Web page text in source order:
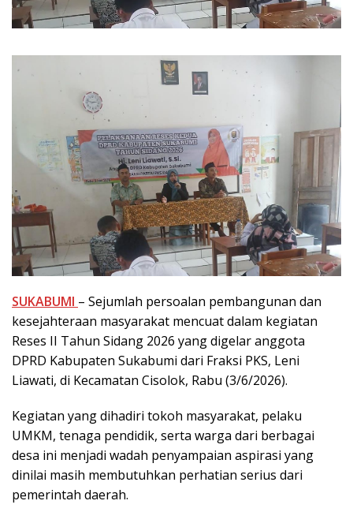
SUKABUMI – Sejumlah persoalan pembangunan dan
kesejahteraan masyarakat mencuat dalam kegiatan
Reses II Tahun Sidang 2026 yang digelar anggota
DPRD Kabupaten Sukabumi dari Fraksi PKS, Leni
Liawati, di Kecamatan Cisolok, Rabu (3/6/2026).
Kegiatan yang dihadiri tokoh masyarakat, pelaku
UMKM, tenaga pendidik, serta warga dari berbagai
desa ini menjadi wadah penyampaian aspirasi yang
dinilai masih membutuhkan perhatian serius dari
pemerintah daerah.